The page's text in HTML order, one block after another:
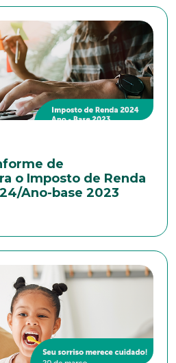
de
o Imposto de Renda
Ano-base 2023